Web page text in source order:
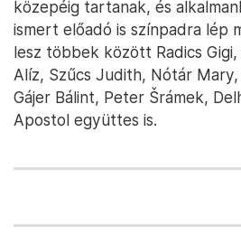
közepéig tartanak, és
ismert előadó is színpadra lép
lesz többek között Radics
Alíz, Szűcs Judith, Nótár
Gájer Bálint, Peter Šrámek,
Apostol együttes is.